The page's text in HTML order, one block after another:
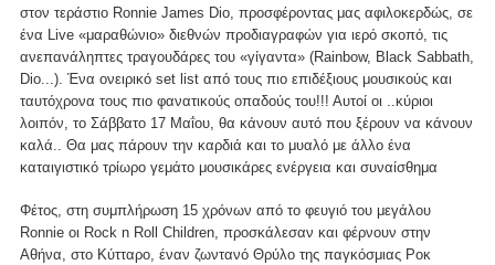
στον τεράστιο Ronnie James Dio, προσφέροντας μας αφιλοκερδώς, σε
ένα Live «μαραθώνιο» διεθνών προδιαγραφών για ιερό σκοπό, τις
ανεπανάληπτες τραγουδάρες του «γίγαντα» (Rainbow, Black Sabbath,
Dio...). Ένα ονειρικό set list από τους πιο επιδέξιους μουσικούς και
ταυτόχρονα τους πιο φανατικούς οπαδούς του!!! Αυτοί οι ..κύριοι
λοιπόν, το Σάββατο 17 Μαΐου, θα κάνουν αυτό που ξέρουν να κάνουν
καλά.. Θα μας πάρουν την καρδιά και το μυαλό με άλλο ένα
καταιγιστικό τρίωρο γεμάτο μουσικάρες ενέργεια και συναίσθημα
Φέτος, στη συμπλήρωση 15 χρόνων από το φευγιό του μεγάλου
Ronnie οι Rock n Roll Children, προσκάλεσαν και φέρνουν στην
Αθήνα, στο Κύτταρο, έναν ζωντανό Θρύλο της παγκόσμιας Ροκ